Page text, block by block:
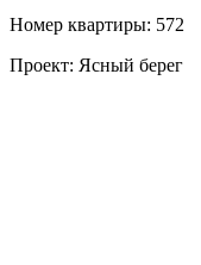
Номер квартиры: 572
Проект: Ясный берег